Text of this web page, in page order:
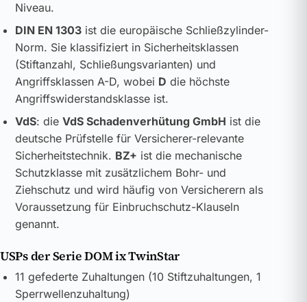
Niveau.
DIN EN 1303ist die europäische Schließzylinder-
Norm. Sie klassifiziert in Sicherheitsklassen
(Stiftanzahl, Schließungsvarianten) und
Angriffsklassen A-D, wobei D die höchste
Angriffswiderstandsklasse ist.
VdS: die VdS Schadenverhütung GmbH ist die
deutsche Prüfstelle für Versicherer-relevante
Sicherheitstechnik. BZ+ ist die mechanische
Schutzklasse mit zusätzlichem Bohr- und
Ziehschutz und wird häufig von Versicherern als
Voraussetzung für Einbruchschutz-Klauseln
genannt.
USPs der Serie DOM ix TwinStar
11 gefederte Zuhaltungen (10 Stiftzuhaltungen, 1
Sperrwellenzuhaltung)